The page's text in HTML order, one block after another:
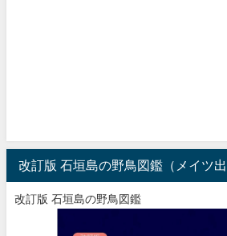
改訂版 石垣島の野鳥図鑑（メイツ出
改訂版 石垣島の野鳥図鑑